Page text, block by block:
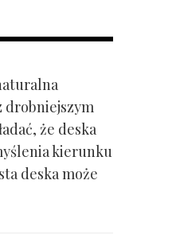
drobniejszym
że deska
kierunku
deska może